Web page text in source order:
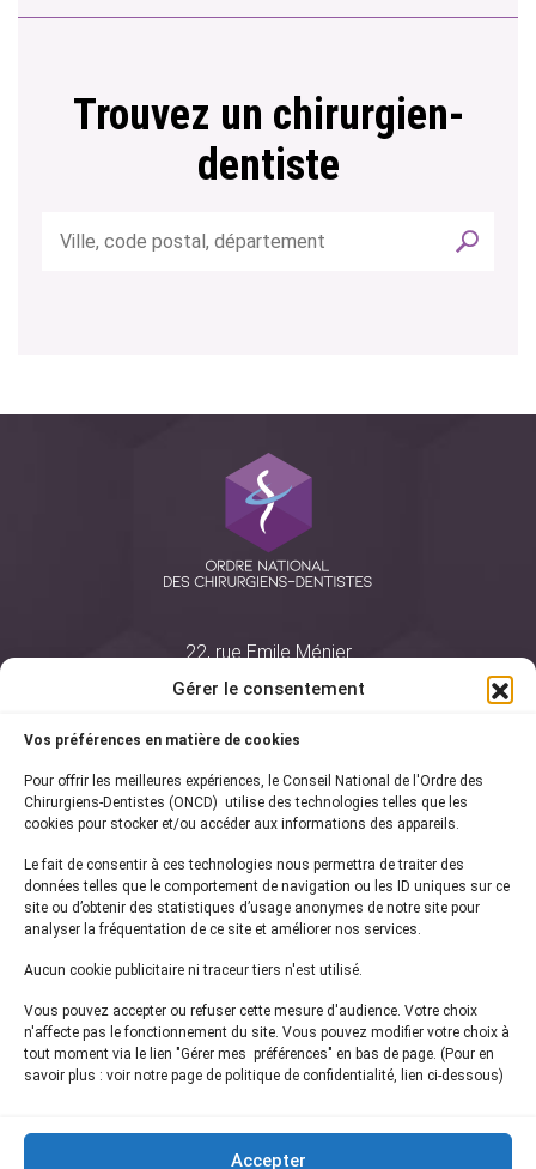
Gérer le consentement
Vos préférences en matière de cookies
Pour offrir les meilleures expériences, le Conseil National de l'Ordre des
Chirurgiens-Dentistes (ONCD) utilise des technologies telles que les
cookies pour stocker et/ou accéder aux informations des appareils.
Le fait de consentir à ces technologies nous permettra de traiter des
données telles que le comportement de navigation ou les ID uniques sur ce
site ou d’obtenir des statistiques d’usage anonymes de notre site pour
analyser la fréquentation de ce site et améliorer nos services.
Aucun cookie publicitaire ni traceur tiers n'est utilisé.
Vous pouvez accepter ou refuser cette mesure d'audience. Votre choix
n'affecte pas le fonctionnement du site. Vous pouvez modifier votre choix à
tout moment via le lien "Gérer mes préférences" en bas de page. (Pour en
savoir plus : voir notre page de politique de confidentialité, lien ci-dessous)
Accepter
Trouvez un chirurgien-
dentiste
22, rue Emile Ménier
75761 Paris Cedex 16
01 44 34 78 80
courrier@oncd.org
Actualités
Presse
Informations légales
Plan du site
Inscrivez-vous à notrenewsletter